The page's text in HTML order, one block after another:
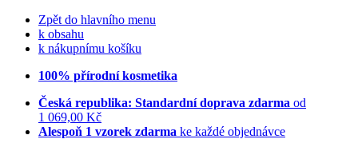
Zpět do hlavního menu
k obsahu
k nákupnímu košíku
100% přírodní kosmetika
Česká republika: Standardní doprava zdarma od
1 069,00 Kč
Alespoň 1 vzorek zdarma ke každé objednávce